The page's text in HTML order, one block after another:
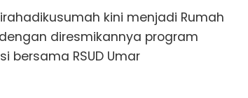
kini menjadi Rumah
diresmikannya program
bersama RSUD Umar